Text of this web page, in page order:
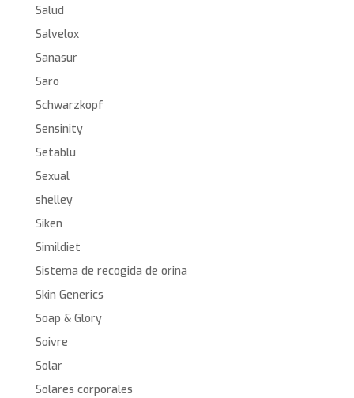
Salud
Salvelox
Sanasur
Saro
Schwarzkopf
Sensinity
Setablu
Sexual
shelley
Siken
Simildiet
Sistema de recogida de orina
Skin Generics
Soap & Glory
Soivre
Solar
Solares corporales